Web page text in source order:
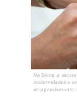
Na Serra, a
maternidades e
de agendamento.